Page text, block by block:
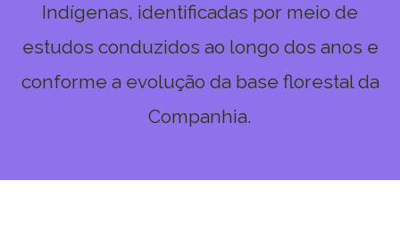
Indígenas, identificadas por meio de
estudos conduzidos ao longo dos anos e
conforme a evolução da base florestal da
Companhia.